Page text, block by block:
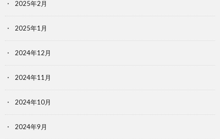
2025年2月
2025年1月
2024年12月
2024年11月
2024年10月
2024年9月